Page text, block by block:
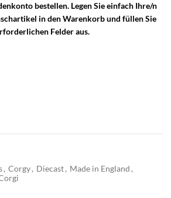
bestellen. Legen Sie einfach Ihre/n
in den Warenkorb und füllen Sie
Felder aus.
, Corgy, Diecast, Made in England ,